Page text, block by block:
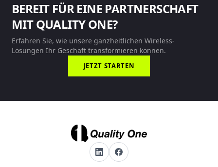
BEREIT FÜR EINE PARTNERSCHAFT
MIT QUALITY ONE?
Erfahren Sie, wie unsere ganzheitlichen Wireless-
Lösungen Ihr Geschäft transformieren können.
JETZT STARTEN